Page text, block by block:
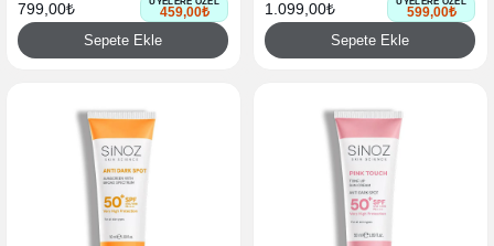
799,00₺ 459,00₺
Sepete Ekle
1.099,00₺ 599,00₺
Sepete Ekle